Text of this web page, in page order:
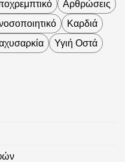
Αρθρώσεις
Καρδιά
Υγιή Οστά